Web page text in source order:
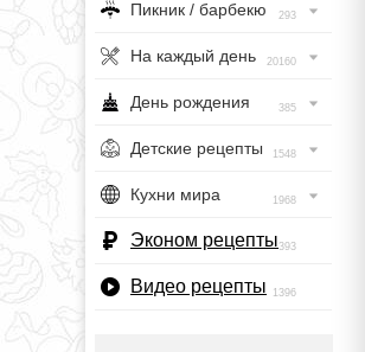
Пикник / барбекю 293
На каждый день 20160
День рождения 385
Детские рецепты 1548
Кухни мира 1968
Эконом рецепты393
Видео рецепты 1396